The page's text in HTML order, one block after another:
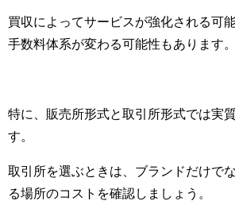
買収によってサービスが強化される可
手数料体系が変わる可能性もあります。
特に、販売所形式と取引所形式では実
す。
取引所を選ぶときは、ブランドだけで
る場所のコストを確認しましょう。